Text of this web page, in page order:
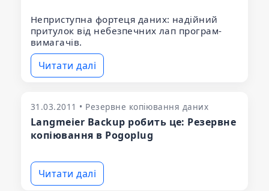
Неприступна фортеця даних: надійний
притулок від небезпечних лап програм-
вимагачів.
Читати далі
31.03.2011 • Резервне копіювання даних
Langmeier Backup робить це: Резервне
копіювання в Pogoplug
Читати далі